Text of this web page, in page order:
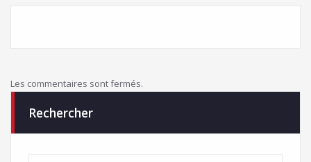
Les commentaires sont fermés.
Rechercher